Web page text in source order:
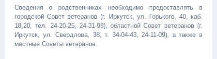
Сведения о родственниках необходимо предоставлять в
городской Совет ветеранов (г. Иркутск, ул. Горького, 40, каб.
18,20, тел. 24-20-25, 24-31-98), областной Совет ветеранов (г.
Иркутск, ул. Свердлова, 38, т. 34-04-43, 24-11-09), а также в
местные Советы ветеранов.